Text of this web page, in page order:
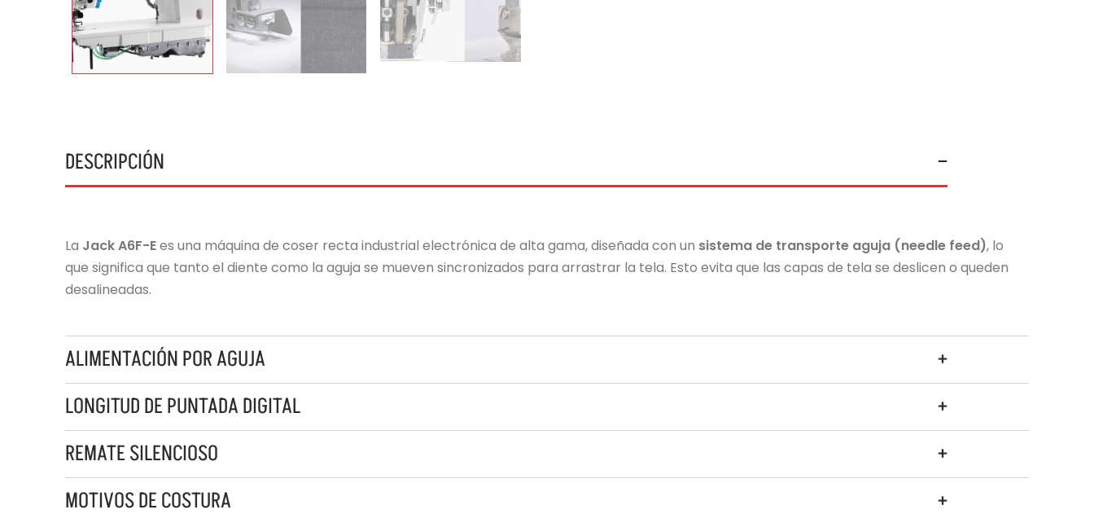
DESCRIPCIÓN
La Jack A6F-Ees una máquina de coser recta industrial electrónica de alta gama, diseñada con un sistema de transporte aguja (needle feed), lo
que significa que tanto el diente como la aguja se mueven sincronizados para arrastrar la tela. Esto evita que las capas de tela se deslicen o queden
desalineadas.
ALIMENTACIÓN POR AGUJA
LONGITUD DE PUNTADA DIGITAL
REMATE SILENCIOSO
MOTIVOS DE COSTURA